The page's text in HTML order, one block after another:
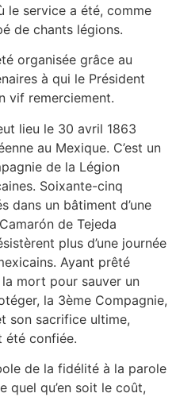
le service a été, comme
de chants légions.
organisée grâce au
à qui le Président
vif remerciement.
lieu le 30 avril 1863
au Mexique. C’est un
de la Légion
Soixante-cinq
dans un bâtiment d’une
de Tejeda
plus d’une journée
Ayant prêté
la mort pour sauver un
la 3ème Compagnie,
son sacrifice ultime,
été confiée.
de la fidélité à la parole
quel qu’en soit le coût,